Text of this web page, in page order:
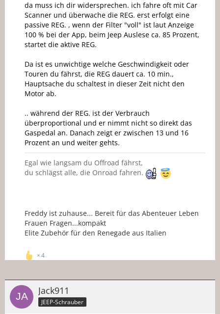
da muss ich dir widersprechen. ich fahre oft mit Car
Scanner und überwache die REG. erst erfolgt eine
passive REG. , wenn der Filter "voll" ist laut Anzeige
100 % bei der App, beim Jeep Auslese ca. 85 Prozent,
startet die aktive REG.
Da ist es unwichtige welche Geschwindigkeit oder
Touren du fährst, die REG dauert ca. 10 min.,
Hauptsache du schaltest in dieser Zeit nicht den
Motor ab.
.. während der REG. ist der Verbrauch
überproportional und er nimmt nicht so direkt das
Gaspedal an. Danach zeigt er zwischen 13 und 16
Prozent an und weiter gehts.
Egal wie langsam du Offroad fährst,
du schlägst alle, die Onroad fahren.
Freddy ist zuhause... Bereit für das Abenteuer Leben
Frauen Fragen...kompakt
Elite Zubehör für den Renegade aus Italien
4
Jack911
JEEP-Schrauber